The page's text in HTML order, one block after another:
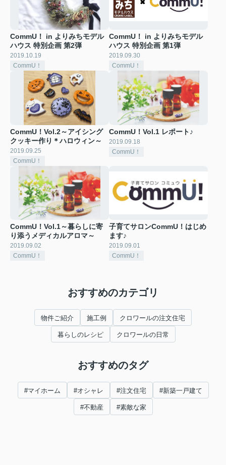
CommU！ in よりみちモデル
ハウス 特別企画 第2弾
2019.10.19
CommU！
CommU！ in よりみちモデル
ハウス 特別企画 第1弾
2019.09.30
CommU！
CommU！Vol.2～アイシング
クッキー作り＊ハロウィン～
2019.09.25
CommU！
CommU！Vol.1 レポート♪
2019.09.18
CommU！
CommU！Vol.1～暮らしに寄
り添うメディカルアロマ～
2019.09.02
CommU！
子育てサロンCommU！はじめ
ます♪
2019.09.01
CommU！
おすすめのカテゴリ
物件ご紹介 施工例 クロワールの注文住宅
暮らしのレシピ クロワールの日常
おすすめのタグ
#マイホーム #オシャレ #注文住宅 #新築一戸建て
#不動産 #素敵な家